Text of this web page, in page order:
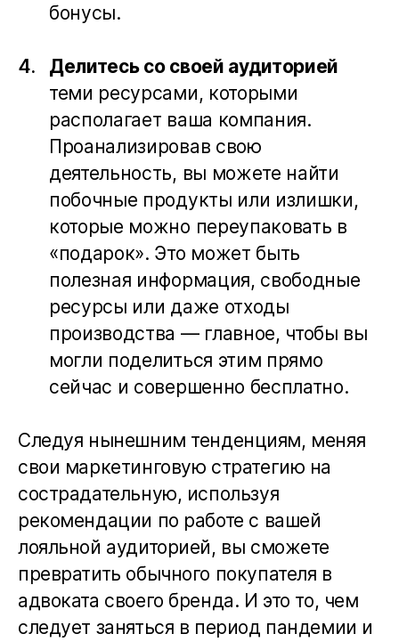
бонусы.
Делитесь со своей аудиторией
теми ресурсами, которыми
располагает ваша компания.
Проанализировав свою
деятельность, вы можете найти
побочные продукты или излишки,
которые можно переупаковать в
«подарок». Это может быть
полезная информация, свободные
ресурсы или даже отходы
производства — главное, чтобы вы
могли поделиться этим прямо
сейчас и совершенно бесплатно.
Следуя нынешним тенденциям, меняя
свои маркетинговую стратегию на
сострадательную, используя
рекомендации по работе с вашей
лояльной аудиторией, вы сможете
превратить обычного покупателя в
адвоката своего бренда. И это то, чем
следует заняться в период пандемии и